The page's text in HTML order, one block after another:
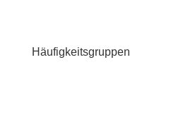
Häufigkeitsgruppen